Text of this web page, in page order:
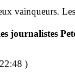
journalistes
)